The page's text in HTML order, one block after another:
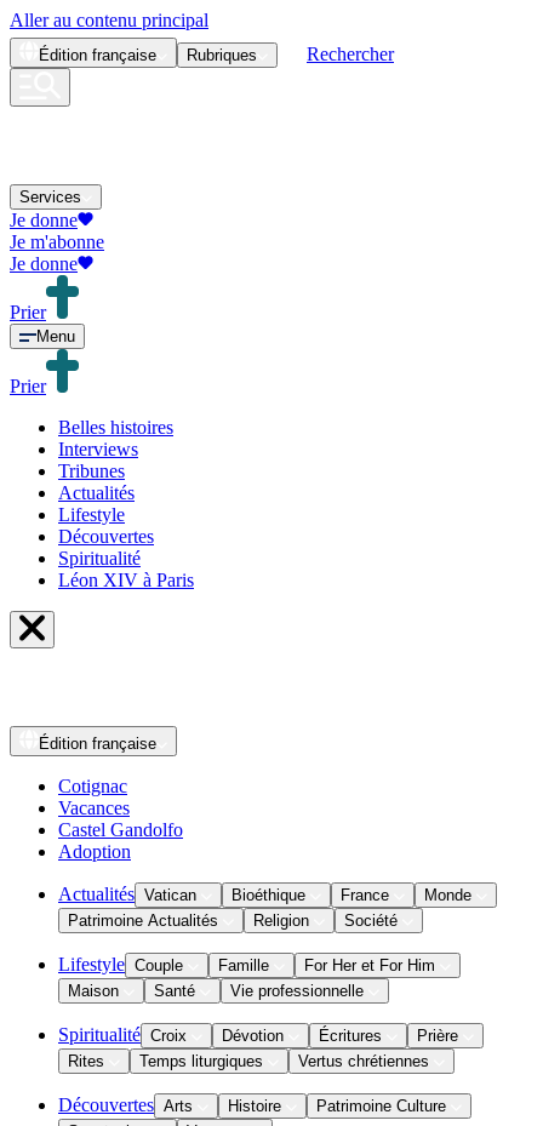
Aller au contenu principal
Édition française Rubriques Rechercher
Services
Je donne
Je m'abonne
Je donne
Prier
Menu
Prier
Belles histoires
Interviews
Tribunes
Actualités
Lifestyle
Découvertes
Spiritualité
Léon XIV à Paris
Édition française
Cotignac
Vacances
Castel Gandolfo
Adoption
Actualités Vatican Bioéthique France
Monde
Patrimoine Actualités
Religion Société
Lifestyle Couple Famille
For Her et For Him
Maison
Santé Vie professionnelle
Spiritualité Croix Dévotion Écritures
Prière
Rites
Temps liturgiques Vertus chrétiennes
Découvertes Arts Histoire
Patrimoine Culture